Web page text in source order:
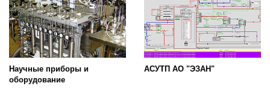
Научные приборы и
оборудование
АСУТП АО "ЭЗАН"